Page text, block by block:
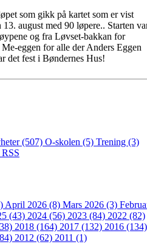
som gikk på kartet som er vist
august med 90 løpere.. Starten
og fra Løvset-bakkan for
eggen for alle der Anders Eggen
det fest i Bøndernes Hus!
(507) O-skolen (5) Trening (3)
RSS
April 2026 (8) Mars 2026 (3)
(43) 2024 (56) 2023 (84) 2022 (82)
2018 (164) 2017 (132) 2016 (134)
2012 (62) 2011 (1)